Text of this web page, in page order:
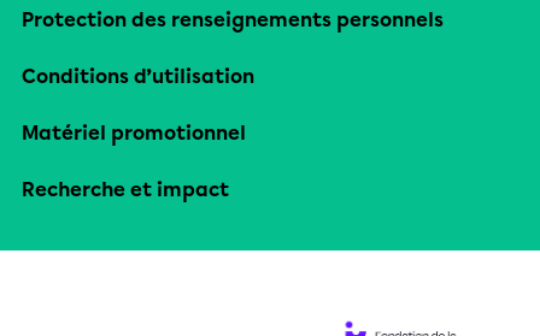
Protection des renseignements personnels
Conditions d’utilisation
Matériel promotionnel
Recherche et impact